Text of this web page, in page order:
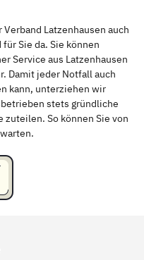
Passau
Rudelsdorf, Mittelfranken
Latzenhausen auch
Sie da. Sie können
Service aus Latzenhausen
Damit jeder Notfall auch
kann, unterziehen wir
stets gründliche
So können Sie von